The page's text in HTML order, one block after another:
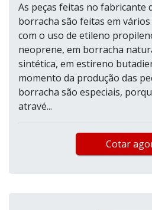
As peças feitas no fabricante
borracha são feitas em
com o uso de etileno
neoprene, em borracha
sintética, em estireno
momento da produção das
borracha são especiais,
atravé...
Cotar